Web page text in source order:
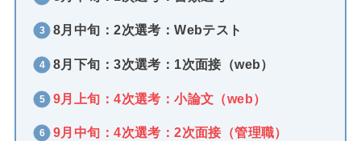
8月中旬：2次選考：Webテスト
8月下旬：3次選考：1次面接（web）
9月上旬：4次選考：小論文（web）
9月中旬：4次選考：2次面接（管理職）